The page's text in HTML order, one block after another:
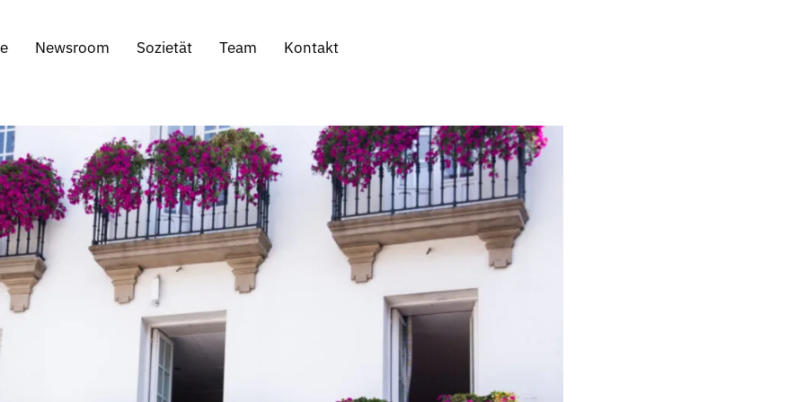
Newsroom Sozietät Team Kontakt